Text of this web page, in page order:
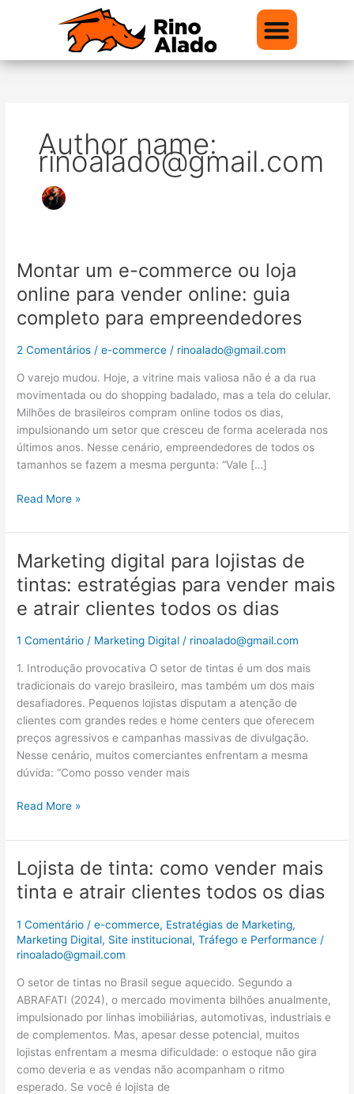
conteúdo
Author name:
rinoalado@gmail.com
Montar um e-commerce ou loja
online para vender online: guia
completo para empreendedores
2 Comentários /e-commerce / rinoalado@gmail.com
O varejo mudou. Hoje, a vitrine mais valiosa não é a da rua
movimentada ou do shopping badalado, mas a tela do celular.
Milhões de brasileiros compram online todos os dias,
impulsionando um setor que cresceu de forma acelerada nos
últimos anos. Nesse cenário, empreendedores de todos os
tamanhos se fazem a mesma pergunta: “Vale […]
Montar
e-
commerce
loja
online
vender
online:
guia
completo
empreendedores
Read More »
Marketing digital para lojistas de
tintas: estratégias para vender mais
e atrair clientes todos os dias
1 Comentário / Marketing Digital / rinoalado@gmail.com
1. Introdução provocativa O setor de tintas é um dos mais
tradicionais do varejo brasileiro, mas também um dos mais
desafiadores. Pequenos lojistas disputam a atenção de
clientes com grandes redes e home centers que oferecem
preços agressivos e campanhas massivas de divulgação.
Nesse cenário, muitos comerciantes enfrentam a mesma
dúvida: “Como posso vender mais
Marketing
digital
para
lojistas
tintas:
estratégias
para
vender
mais
atrair
clientes
os
Read More »
Lojista de tinta: como vender mais
tinta e atrair clientes todos os dias
1 Comentário /e-commerce, Estratégias de Marketing,
Marketing Digital, Site institucional,Tráfego e Performance /
rinoalado@gmail.com
O setor de tintas no Brasil segue aquecido. Segundo a
ABRAFATI (2024), o mercado movimenta bilhões anualmente,
impulsionado por linhas imobiliárias, automotivas, industriais e
de complementos. Mas, apesar desse potencial, muitos
lojistas enfrentam a mesma dificuldade: o estoque não gira
como deveria e as vendas não acompanham o ritmo
esperado. Se você é lojista de
Lojista
de
tinta:
vender
mais
e
atrair
clientes
todos
os
dias